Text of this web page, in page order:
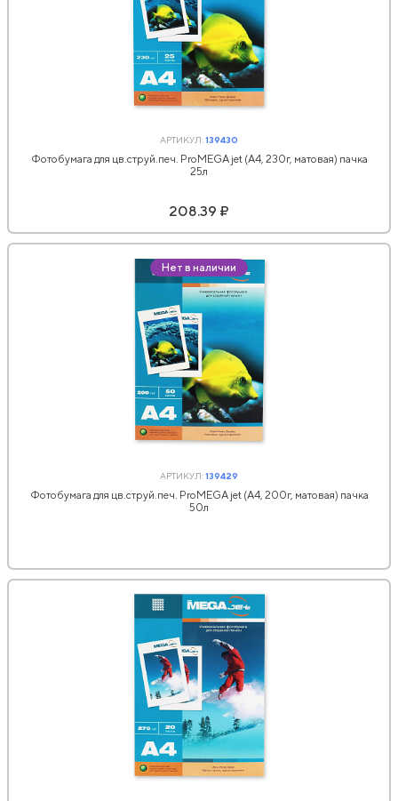
АРТИКУЛ:139430
Фотобумага для цв.струй.печ. ProMEGA jet (А4, 230г, матовая) пачка
25л
208.39 ₽
Нет в наличии
АРТИКУЛ:139429
Фотобумага для цв.струй.печ. ProMEGA jet (А4, 200г, матовая) пачка
50л